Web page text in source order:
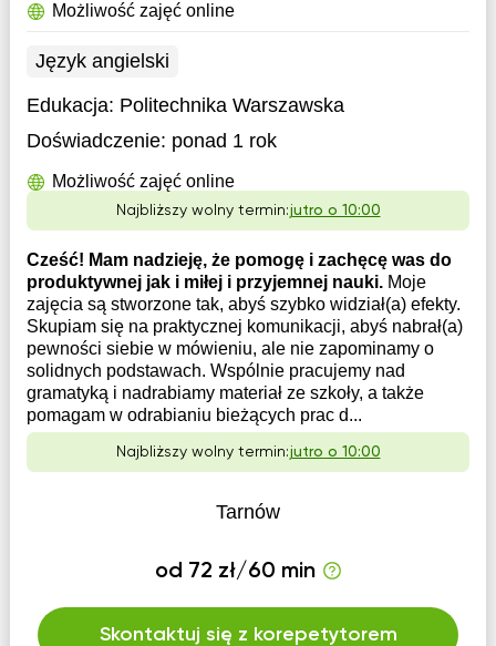
Możliwość zajęć online
Język angielski
Edukacja: Politechnika Warszawska
Doświadczenie: ponad 1 rok
Możliwość zajęć online
Najbliższy wolny termin:jutro o 10:00
Cześć! Mam nadzieję, że pomogę i zachęcę was do
produktywnej jak i miłej i przyjemnej nauki. Moje
zajęcia są stworzone tak, abyś szybko widział(a) efekty.
Skupiam się na praktycznej komunikacji, abyś nabrał(a)
pewności siebie w mówieniu, ale nie zapominamy o
solidnych podstawach. Wspólnie pracujemy nad
gramatyką i nadrabiamy materiał ze szkoły, a także
pomagam w odrabianiu bieżących prac d...
Najbliższy wolny termin:jutro o 10:00
Tarnów
od 72 zł/60 min
Skontaktuj się z korepetytorem